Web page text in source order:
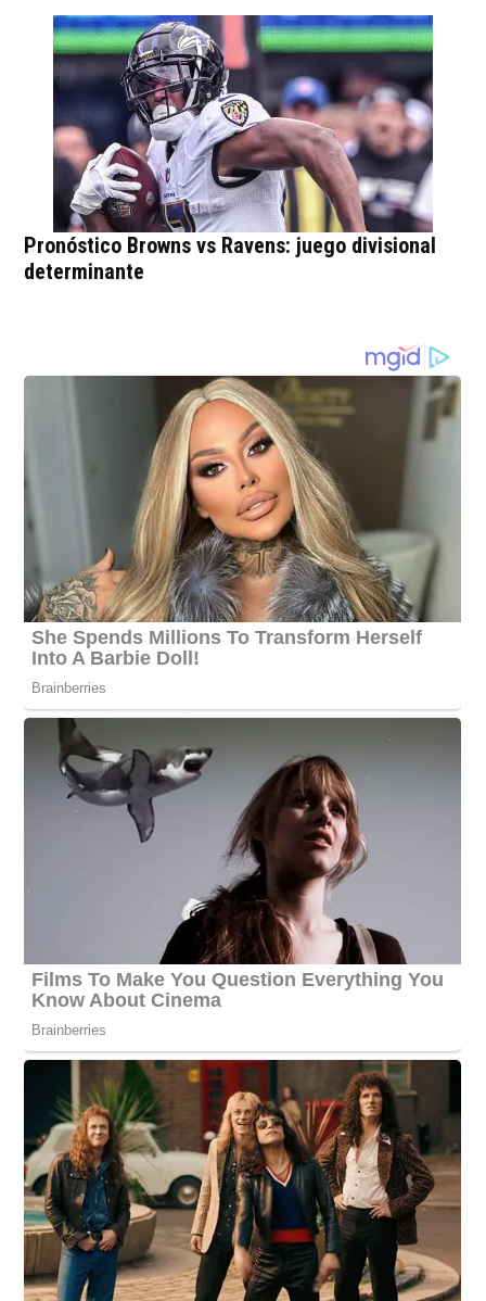
Pronóstico Browns vs Ravens: juego divisional
determinante